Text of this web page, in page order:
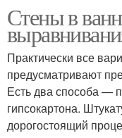
Стены в
Практически все
предусматривают
Есть два способа —
гипсокартона.
дорогостоящий